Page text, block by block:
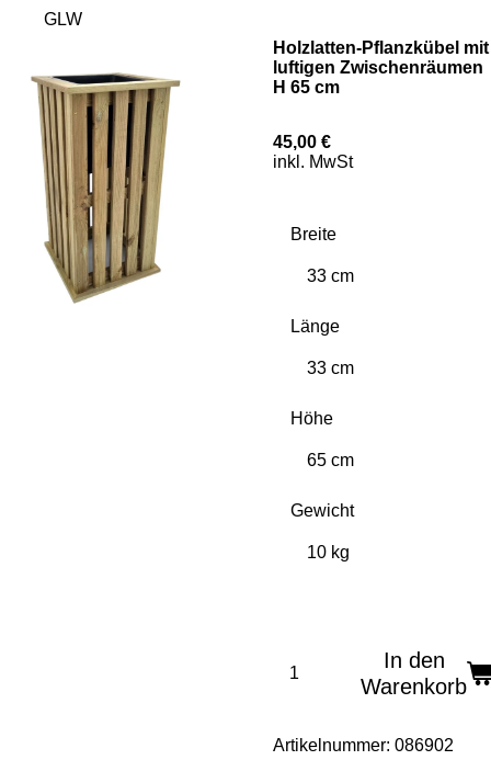
GLW
Holzlatten-Pflanzkübel mit
luftigen Zwischenräumen
H 65 cm
45,00 €
inkl. MwSt
Breite
Länge
Höhe
Gewicht
In den
Warenkorb
Artikelnummer: 086902